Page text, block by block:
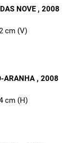
NOVE , 2008
cm (V)
ARANHA , 2008
cm (H)